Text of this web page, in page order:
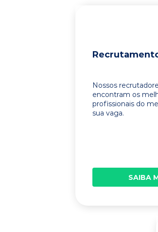
Nossos
encontram os
profissionais do
sua vaga.
SAIBA